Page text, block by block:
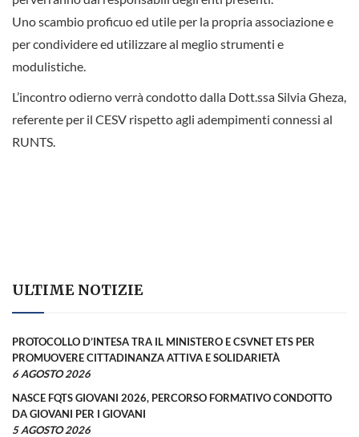
Uno scambio proficuo ed utile per la propria associazione e
per condividere ed utilizzare al meglio strumenti e
modulistiche.
L’incontro odierno verrà condotto dalla Dott.ssa Silvia Gheza,
referente per il CESV rispetto agli adempimenti connessi al
RUNTS.
ULTIME NOTIZIE
PROTOCOLLO D’INTESA TRA IL MINISTERO E CSVNET ETS PER
PROMUOVERE CITTADINANZA ATTIVA E SOLIDARIETÀ
6 AGOSTO 2026
NASCE FQTS GIOVANI 2026, PERCORSO FORMATIVO CONDOTTO
DA GIOVANI PER I GIOVANI
5 AGOSTO 2026